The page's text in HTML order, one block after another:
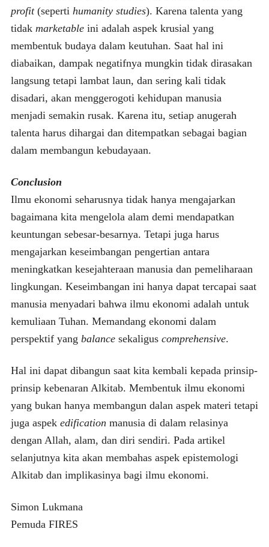
profit(seperti humanity studies). Karena talenta yang
tidak marketableini adalah aspek krusial yang
membentuk budaya dalam keutuhan. Saat hal ini
diabaikan, dampak negatifnya mungkin tidak dirasakan
langsung tetapi lambat laun, dan sering kali tidak
disadari, akan menggerogoti kehidupan manusia
menjadi semakin rusak. Karena itu, setiap anugerah
talenta harus dihargai dan ditempatkan sebagai bagian
dalam membangun kebudayaan.
Conclusion
Ilmu ekonomi seharusnya tidak hanya mengajarkan
bagaimana kita mengelola alam demi mendapatkan
keuntungan sebesar-besarnya. Tetapi juga harus
mengajarkan keseimbangan pengertian antara
meningkatkan kesejahteraan manusia dan pemeliharaan
lingkungan. Keseimbangan ini hanya dapat tercapai saat
manusia menyadari bahwa ilmu ekonomi adalah untuk
kemuliaan Tuhan. Memandang ekonomi dalam
perspektif yang balancesekaligus comprehensive.
Hal ini dapat dibangun saat kita kembali kepada prinsip-
prinsip kebenaran Alkitab. Membentuk ilmu ekonomi
yang bukan hanya membangun dalan aspek materi tetapi
juga aspek edification manusia di dalam relasinya
dengan Allah, alam, dan diri sendiri. Pada artikel
selanjutnya kita akan membahas aspek epistemologi
Alkitab dan implikasinya bagi ilmu ekonomi.
Simon Lukmana
Pemuda FIRES